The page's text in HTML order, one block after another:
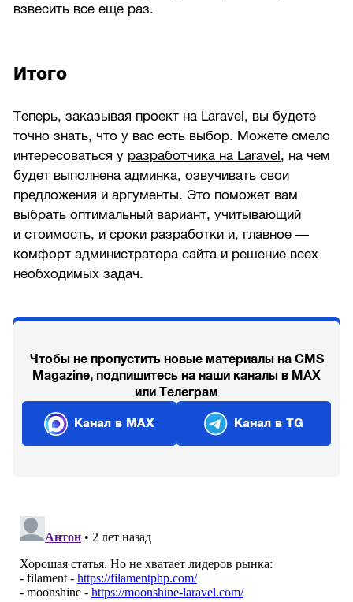
взвесить все еще раз.
Итого
Теперь, заказывая проект на Laravel, вы будете
точно знать, что у вас есть выбор. Можете смело
интересоваться у разработчика на Laravel, на чем
будет выполнена админка, озвучивать свои
предложения и аргументы. Это поможет вам
выбрать оптимальный вариант, учитывающий
и стоимость, и сроки разработки и, главное —
комфорт администратора сайта и решение всех
необходимых задач.
Чтобы не пропустить новые материалы на CMS
Magazine, подпишитесь на наши каналы в MAX
или Телеграм
Канал в MAX Канал в TG